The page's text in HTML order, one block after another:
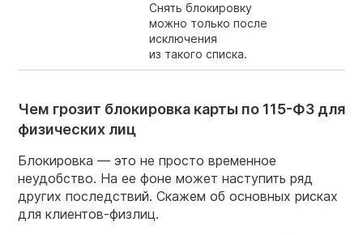
Снять блокировку
можно только после
исключения
из такого списка.
Чем грозит блокировка карты по 115-ФЗ для
физических лиц
Блокировка — это не просто временное
неудобство. На ее фоне может наступить ряд
других последствий. Скажем об основных рисках
для клиентов-физлиц.